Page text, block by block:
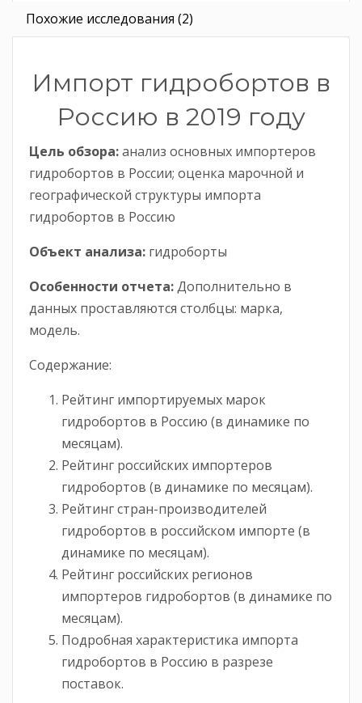
Похожие исследования (2)
Импорт гидробортов в
Россию в 2019 году
Цель обзора:анализ основных импортеров
гидробортов в России; оценка марочной и
географической структуры импорта
гидробортов в Россию
Объект анализа: гидроборты
Особенности отчета:Дополнительно в
данных проставляются столбцы: марка,
модель.
Содержание:
Рейтинг импортируемых марок
гидробортов в Россию (в динамике по
месяцам).
Рейтинг российских импортеров
гидробортов (в динамике по месяцам).
Рейтинг стран-производителей
гидробортов в российском импорте (в
динамике по месяцам).
Рейтинг российских регионов
импортеров гидробортов (в динамике по
месяцам).
Подробная характеристика импорта
гидробортов в Россию в разрезе
поставок.